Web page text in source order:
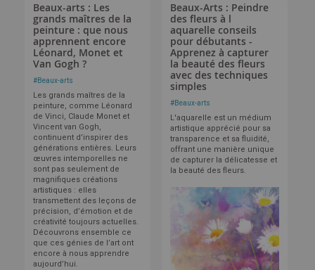
Beaux-arts : Les
grands maîtres de la
peinture : que nous
apprennent encore
Léonard, Monet et
Van Gogh ?
#Beaux-arts
Les grands maîtres de la
peinture, comme Léonard
de Vinci, Claude Monet et
Vincent van Gogh,
continuent d’inspirer des
générations entières. Leurs
œuvres intemporelles ne
sont pas seulement de
magnifiques créations
artistiques : elles
transmettent des leçons de
précision, d’émotion et de
créativité toujours actuelles.
Découvrons ensemble ce
que ces génies de l’art ont
encore à nous apprendre
aujourd’hui.
Beaux-Arts : Peindre
des fleurs à l
aquarelle conseils
pour débutants -
Apprenez à capturer
la beauté des fleurs
avec des techniques
simples
#Beaux-arts
L'aquarelle est un médium
artistique apprécié pour sa
transparence et sa fluidité,
offrant une manière unique
de capturer la délicatesse et
la beauté des fleurs.